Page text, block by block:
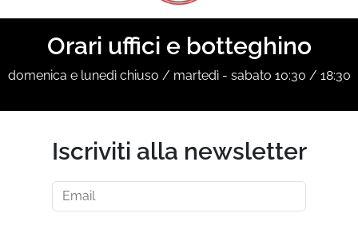
Orari uffici e botteghino
domenica e lunedì chiuso / martedì - sabato 10:30 / 18:30
Iscriviti alla newsletter